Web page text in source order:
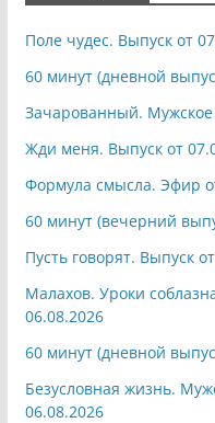
Поле чудес. Выпуск от
60 минут (дневной
Зачарованный.
Жди меня. Выпуск от
Формула смысла. Эфир
60 минут (вечерний
Пусть говорят. Выпуск
Малахов. Уроки
06.08.2026
60 минут (дневной
Безусловная жизнь.
06.08.2026